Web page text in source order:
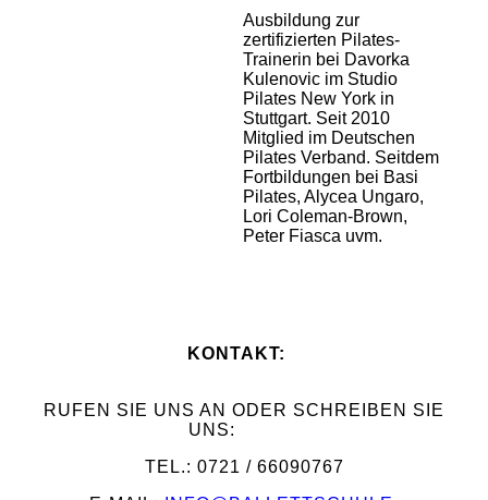
Ausbildung zur
zertifizierten Pilates-
Trainerin bei Davorka
Kulenovic im Studio
Pilates New York in
Stuttgart. Seit 2010
Mitglied im Deutschen
Pilates Verband. Seitdem
Fortbildungen bei Basi
Pilates, Alycea Ungaro,
Lori Coleman-Brown,
Peter Fiasca uvm.
KONTAKT:
RUFEN SIE UNS AN ODER SCHREIBEN SIE
UNS:
TEL.: 0721 / 66090767